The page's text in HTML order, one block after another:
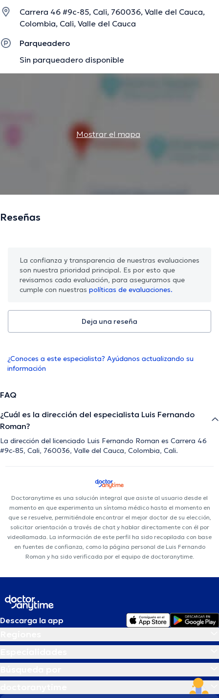
Carrera 46 #9c-85, Cali, 760036, Valle del Cauca,
Colombia, Cali, Valle del Cauca
Parqueadero
Sin parqueadero disponible
Mostrar el mapa
Reseñas
La confianza y transparencia de nuestras evaluaciones
son nuestra prioridad principal. Es por esto que
revisamos cada evaluación, para asegurarnos que
cumple con nuestras políticas de evaluaciones.
Deja una reseña
¿Conoces a este especialista? Ayúdanos actualizando su
información
FAQ
¿Cuál es la dirección del especialista Luis Fernando
Roman?
La dirección del licenciado Luis Fernando Roman es Carrera 46
#9c-85, Cali, 760036, Valle del Cauca, Colombia, Cali.
Doctoranytime es una solución integral que asiste al usuario desde el
momento en que experimenta un síntoma médico hasta el momento en
que se resuelve, permitiéndole encontrar el mejor doctor de su elección,
solicitar orientación a través de chat y hablar directamente con él por
videollamada. La información de este perfil ha sido recopilada con base
en fuentes de confianza, como la página personal de Luis Fernando
Roman y ha sido verificada por el equipo de doctoranytime.
Descarga la app